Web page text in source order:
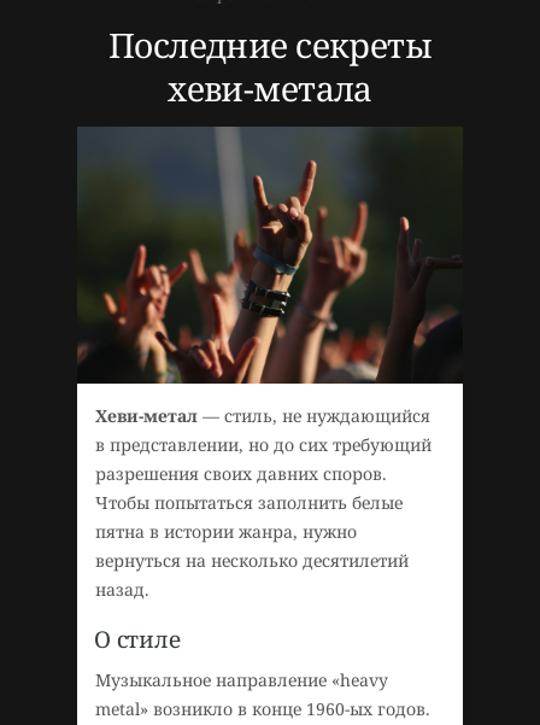
Последние секреты
хеви-метала
Хеви-метал — стиль, не нуждающийся
в представлении, но до сих требующий
разрешения своих давних споров.
Чтобы попытаться заполнить белые
пятна в истории жанра, нужно
вернуться на несколько десятилетий
назад.
О стиле
Музыкальное направление «heavy
metal» возникло в конце 1960-ых годов.